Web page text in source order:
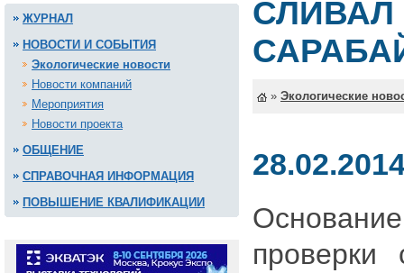
ЖУРНАЛ
НОВОСТИ И СОБЫТИЯ
Экологические новости
Новости компаний
Мероприятия
Новости проекта
ОБЩЕНИЕ
СПРАВОЧНАЯ ИНФОРМАЦИЯ
ПОВЫШЕНИЕ КВАЛИФИКАЦИИ
СЛИВАЛ
» Экологические
проверки